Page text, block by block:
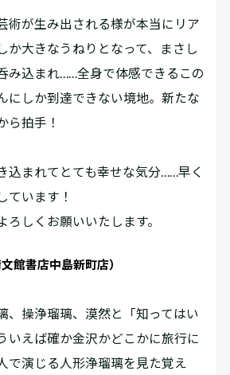
術が生み出される様が本当にリア
か大きなうねりとなって、まさし
み込まれ……全身で体感できるこの
にしか到達できない境地。新たな
ら拍手！
込まれてとても幸せな気分……早く
ています！
しくお願いいたします。
館書店中島新町店）
、操浄瑠璃、漠然と「知ってはい
いえば確か金沢かどこかに旅行に
で演じる人形浄瑠璃を見た覚え